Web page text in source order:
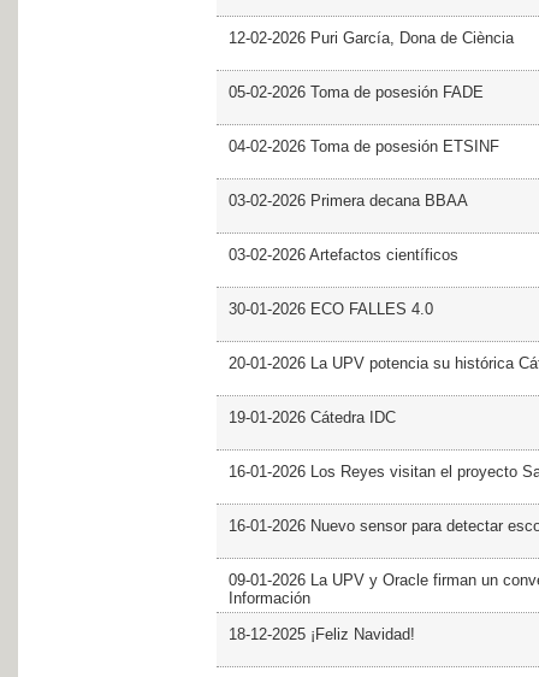
12-02-2026 Puri García, Dona de Ciència
05-02-2026 Toma de posesión FADE
04-02-2026 Toma de posesión ETSINF
03-02-2026 Primera decana BBAA
03-02-2026 Artefactos científicos
30-01-2026 ECO FALLES 4.0
20-01-2026 La UPV potencia su histórica
19-01-2026 Cátedra IDC
16-01-2026 Los Reyes visitan el proyecto
16-01-2026 Nuevo sensor para detectar
09-01-2026 La UPV y Oracle firman un
Información
18-12-2025 ¡Feliz Navidad!